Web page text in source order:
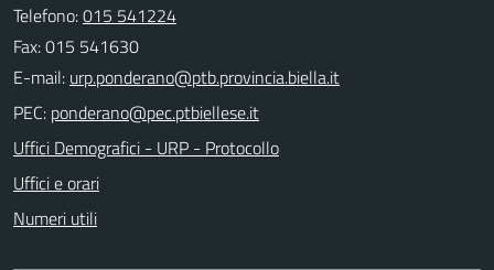
Telefono:015 541224
Fax: 015 541630
E-mail:
PEC:
Uffici Demografici - URP - Protocollo
Uffici e orari
Numeri utili